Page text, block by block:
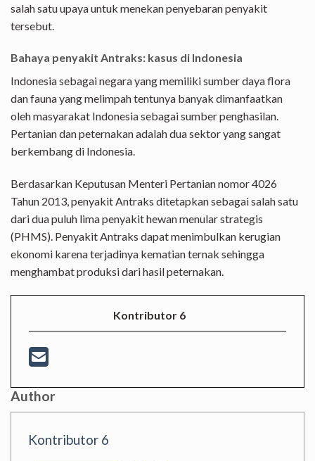
salah satu upaya untuk menekan penyebaran penyakit
tersebut.
Bahaya penyakit Antraks: kasus di Indonesia
Indonesia sebagai negara yang memiliki sumber daya flora
dan fauna yang melimpah tentunya banyak dimanfaatkan
oleh masyarakat Indonesia sebagai sumber penghasilan.
Pertanian dan peternakan adalah dua sektor yang sangat
berkembang di Indonesia.
Berdasarkan Keputusan Menteri Pertanian nomor 4026
Tahun 2013, penyakit Antraks ditetapkan sebagai salah satu
dari dua puluh lima penyakit hewan menular strategis
(PHMS). Penyakit Antraks dapat menimbulkan kerugian
ekonomi karena terjadinya kematian ternak sehingga
menghambat produksi dari hasil peternakan.
Kontributor 6
Author
Kontributor 6